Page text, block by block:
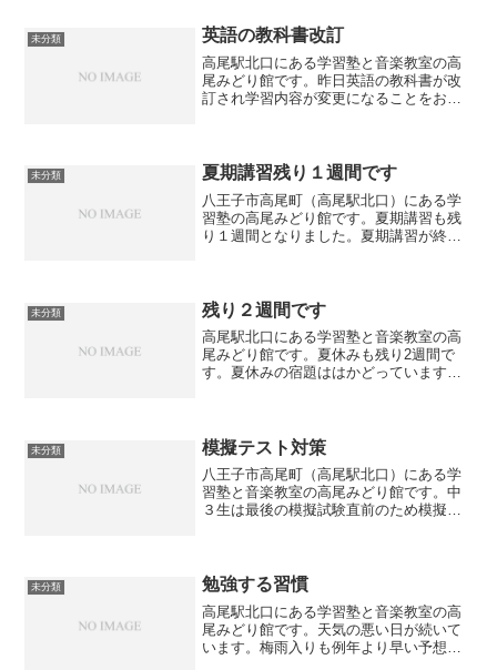
中高一貫校に入学予定の生...
未分類 英語の教科書改訂
高尾駅北口にある学習塾と音楽教室の高
尾みどり館です。昨日英語の教科書が改
訂され学習内容が変更になることをお伝
み） ...
未分類 夏期講習残り１週間です
八王子市高尾町（高尾駅北口）にある学
習塾の高尾みどり館です。夏期講習も残
り１週間となりました。夏期講習が終わ
ます。残り１週間を駆け抜...
未分類 残り２週間です
高尾駅北口にある学習塾と音楽教室の高
尾みどり館です。夏休みも残り2週間で
す。夏休みの宿題ははかどっています
自由研究と工作でしょう...
未分類 模擬テスト対策
八王子市高尾町（高尾駅北口）にある学
習塾と音楽教室の高尾みどり館です。中
３生は最後の模擬試験直前のため模擬試
番を想定して受験すること...
未分類 勉強する習慣
高尾駅北口にある学習塾と音楽教室の高
尾みどり館です。天気の悪い日が続いて
います。梅雨入りも例年より早い予想で